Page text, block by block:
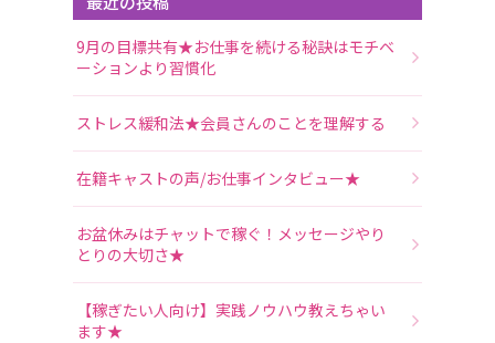
9月の目標共有★お仕事を続ける秘訣はモチベ
ーションより習慣化
ストレス緩和法★会員さんのことを理解する
在籍キャストの声/お仕事インタビュー★
お盆休みはチャットで稼ぐ！メッセージやり
とりの大切さ★
【稼ぎたい人向け】実践ノウハウ教えちゃい
ます★